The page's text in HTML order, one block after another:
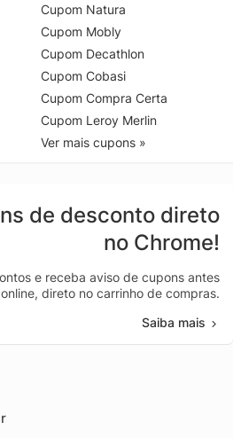
Cupom Natura
Cupom Mobly
Cupom Decathlon
Cupom Cobasi
Cupom Compra Certa
Cupom Leroy Merlin
Ver mais cupons »
de desconto direto
no Chrome!
e receba aviso de cupons antes
direto no carrinho de compras.
Saiba mais